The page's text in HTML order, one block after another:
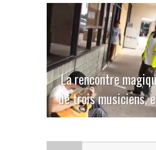
La rencontre
de trois musiciens,